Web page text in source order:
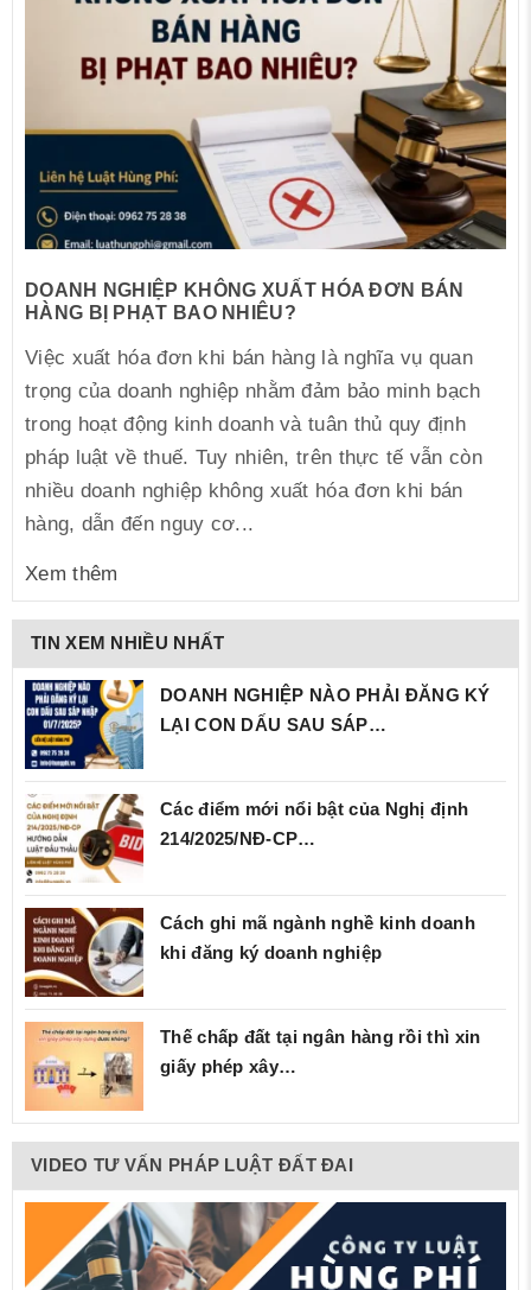
DOANH NGHIỆP KHÔNG XUẤT HÓA ĐƠN BÁN
HÀNG BỊ PHẠT BAO NHIÊU?
Việc xuất hóa đơn khi bán hàng là nghĩa vụ quan
trọng của doanh nghiệp nhằm đảm bảo minh bạch
trong hoạt động kinh doanh và tuân thủ quy định
pháp luật về thuế. Tuy nhiên, trên thực tế vẫn còn
nhiều doanh nghiệp không xuất hóa đơn khi bán
hàng, dẫn đến nguy cơ...
Xem thêm
TIN XEM NHIỀU NHẤT
DOANH NGHIỆP NÀO PHẢI ĐĂNG KÝ
LẠI CON DẤU SAU SÁP…
Các điểm mới nổi bật của Nghị định
214/2025/NĐ‑CP…
Cách ghi mã ngành nghề kinh doanh
khi đăng ký doanh nghiệp
Thế chấp đất tại ngân hàng rồi thì xin
giấy phép xây…
VIDEO TƯ VẤN PHÁP LUẬT ĐẤT ĐAI